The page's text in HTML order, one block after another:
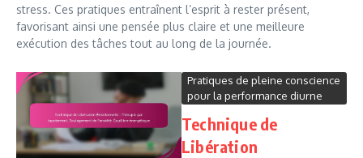
stress. Ces pratiques entraînent l’esprit à rester présent,
favorisant ainsi une pensée plus claire et une meilleure
exécution des tâches tout au long de la journée.
Pratiques de pleine conscience
pour la performance diurne
Technique de
Libération